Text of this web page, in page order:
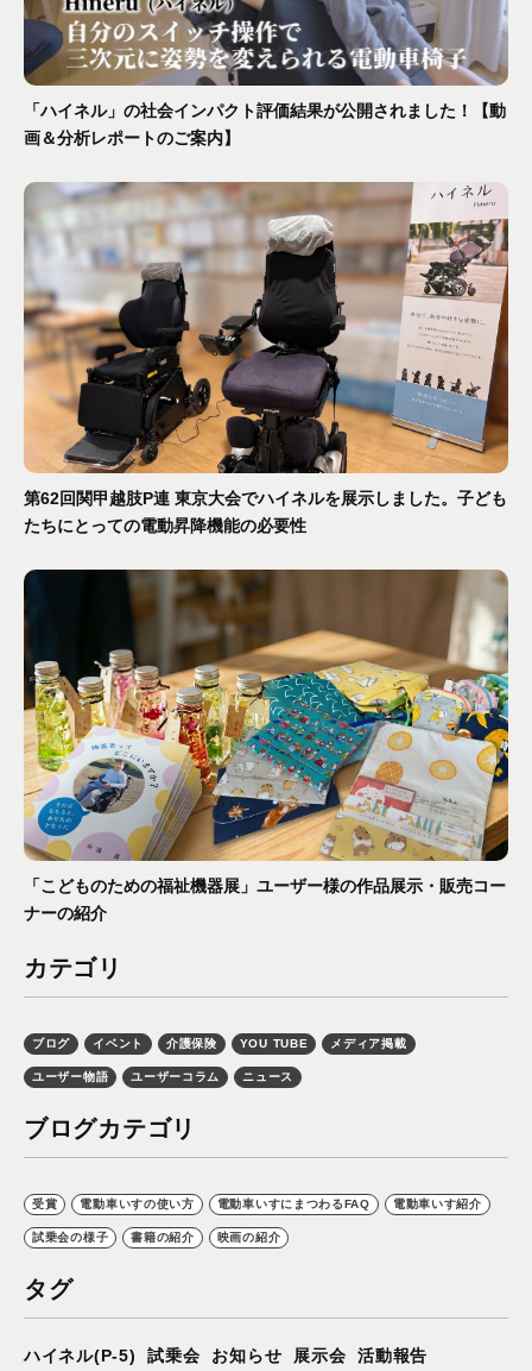
「ハイネル」の社会インパクト評価結果が公開されました！【動
画＆分析レポートのご案内】
第62回関甲越肢P連 東京大会でハイネルを展示しました。子ども
たちにとっての電動昇降機能の必要性
「こどものための福祉機器展」ユーザー様の作品展示・販売コー
ナーの紹介
カテゴリ
ブログ イベント 介護保険 YOU TUBE メディア掲載
ユーザー物語 ユーザーコラム ニュース
ブログカテゴリ
受賞 電動車いすの使い方 電動車いすにまつわるFAQ 電動車いす紹介
試乗会の様子 書籍の紹介 映画の紹介
タグ
ハイネル(P-5) 試乗会 お知らせ 展示会
活動報告